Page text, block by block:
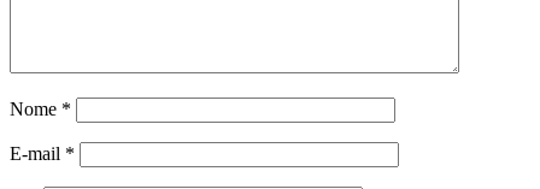
Nome *
E-mail *